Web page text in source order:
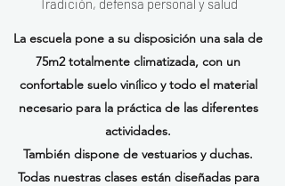
Tradición, defensa personal y salud
La escuela pone a su disposición una sala de
75m2 totalmente climatizada, con un
confortable suelo vinílico y todo el material
necesario para la práctica de las diferentes
actividades.
También dispone de vestuarios y duchas.
​Todas nuestras clases están diseñadas para